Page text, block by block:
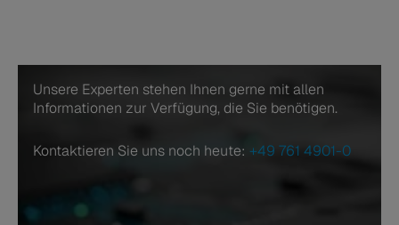
Unsere Experten stehen Ihnen gerne mit allen
Informationen zur Verfügung, die Sie benötigen.
Kontaktieren Sie uns noch heute: +49 761 4901-0